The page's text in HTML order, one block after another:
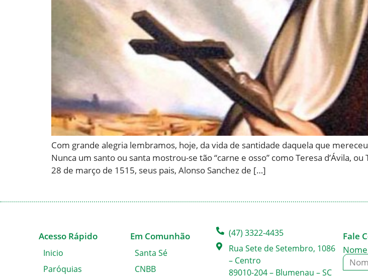
Com grande alegria lembramos, hoje, da vida de santidade daquela que mereceu
Nunca um santo ou santa mostrou-se tão “carne e osso” como Teresa d’Ávila,
28 de março de 1515, seus pais, Alonso Sanchez de […]
Acesso Rápido
Inicio
Paróquias
Em Comunhão
Santa Sé
CNBB
(47) 3322-4435
Rua Sete de Setembro, 1086
– Centro
89010-204 – Blumenau – SC
Fale
Nome